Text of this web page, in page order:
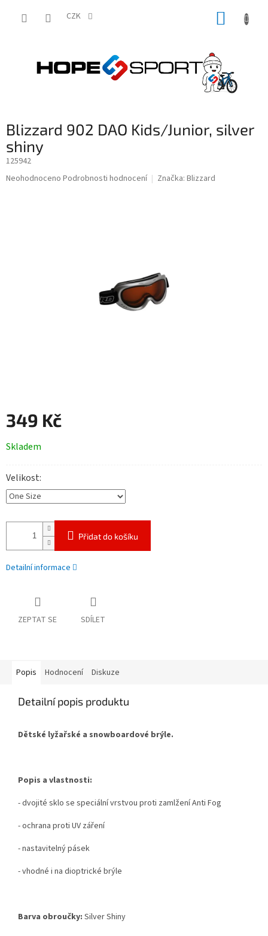
CZK
Blizzard 902 DAO Kids/Junior, silver
shiny
125942
Průměrné
Neohodnoceno Podrobnosti hodnocení Značka: Blizzard
349 Kč
cena:
Skladem
Velikost
Přidat do košíku
Detailní informace
ZEPTAT SE SDÍLET
Popis Hodnocení Diskuze
Detailní popis produktu
Dětské lyžařské a snowboardové brýle.
Popis a vlastnosti:
- dvojité sklo se speciální vrstvou proti zamlžení Anti Fog
- ochrana proti UV záření
- nastavitelný pásek
- vhodné i na dioptrické brýle
Barva obroučky: Silver Shiny